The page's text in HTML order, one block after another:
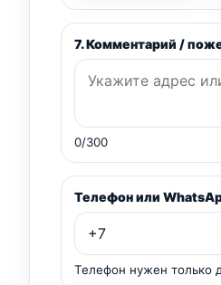
7. Комментарий /
0/300
Телефон или
Телефон нужен только